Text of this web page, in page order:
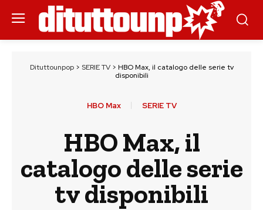
Dituttounpop> SERIE TV> HBO Max, il catalogo delle serie tv
disponibili
HBO Max SERIE TV
HBO Max, il
catalogo delle serie
tv disponibili